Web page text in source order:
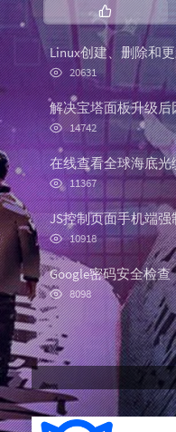
o
p
u
l
a
r
a
r
t
i
c
l
e
s
Linux创建、删除和
浏
览
次
数:
20631
解决宝塔面板升级后
浏
览
次
数:
14742
在线查看全球海底光
浏
览
次
数:
11367
JS控制页面手机端强
浏
览
次
数:
10918
Google密码安全检
浏
览
次
数:
8098